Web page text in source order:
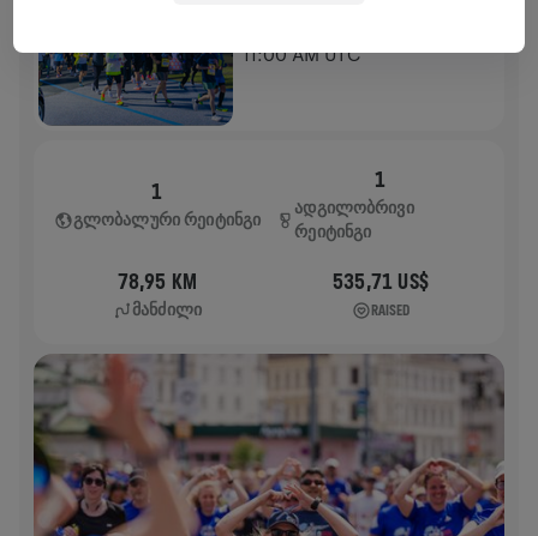
11:00 AM UTC
1
ᲒᲚᲝᲑᲐᲚᲣᲠᲘ ᲠᲔᲘᲢᲘᲜᲒᲘ
1
ᲐᲓᲒᲘᲚᲝᲑᲠᲘᲕᲘ
ᲠᲔᲘᲢᲘᲜᲒᲘ
78,95 KM
ᲛᲐᲜᲫᲘᲚᲘ
535,71 US$
RAISED